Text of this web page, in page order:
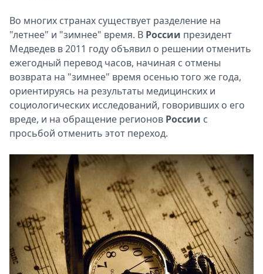
Во многих странах существует разделение на
"летнее" и "зимнее" время. В России президент
Медведев в 2011 году объявил о решении отменить
ежегодный перевод часов, начиная с отмены
возврата на "зимнее" время осенью того же года,
ориентируясь на результаты медицинских и
социологических исследований, говоривших о его
вреде, и на обращение регионов России с
просьбой отменить этот переход.